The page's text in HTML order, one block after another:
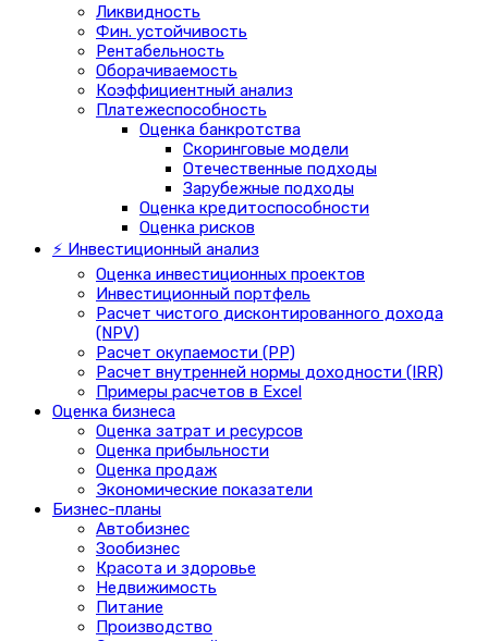
Ликвидность
Фин. устойчивость
Рентабельность
Оборачиваемость
Коэффициентный анализ
Платежеспособность
Оценка банкротства
Скоринговые модели
Отечественные подходы
Зарубежные подходы
Оценка кредитоспособности
Оценка рисков
⚡ Инвестиционный анализ
Оценка инвестиционных проектов
Инвестиционный портфель
Расчет чистого дисконтированного дохода
(NPV)
Расчет окупаемости (PP)
Расчет внутренней нормы доходности (IRR)
Примеры расчетов в Excel
Оценка бизнеса
Оценка затрат и ресурсов
Оценка прибыльности
Оценка продаж
Экономические показатели
Бизнес-планы
Автобизнес
Зообизнес
Красота и здоровье
Недвижимость
Питание
Производство